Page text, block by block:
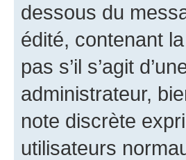
dessous du
édité, contenant
pas s’il s’agit
administrateur,
note discrète
utilisateurs